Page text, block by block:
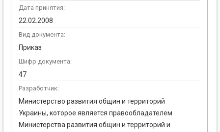
Дата принятия:
22.02.2008
Вид документа:
Приказ
Шифр документа:
47
Разработчик:
Министерство развития общин и территорий
Украины, которое является правообладателем
Министерства развития общин и территорий и